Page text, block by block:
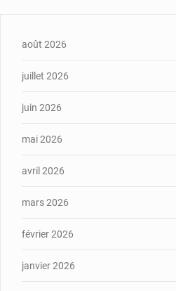
août 2026
juillet 2026
juin 2026
mai 2026
avril 2026
mars 2026
février 2026
janvier 2026